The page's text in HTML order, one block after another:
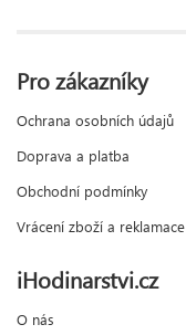
Pro zákazníky
Ochrana osobních údajů
Doprava a platba
Obchodní podmínky
Vrácení zboží a reklamace
iHodinarstvi.cz
O nás